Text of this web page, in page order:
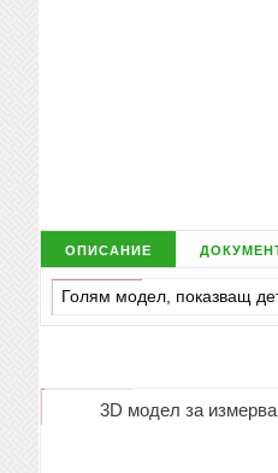
описание
Голям модел, показващ
3D модел за